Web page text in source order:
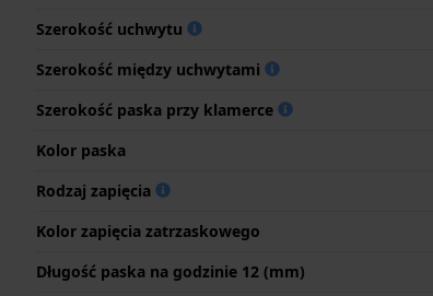
Szerokość uchwytu
Szerokość między uchwytami
Szerokość paska przy klamerce
Kolor paska
Rodzaj zapięcia
Kolor zapięcia zatrzaskowego
Długość paska na godzinie 12 (mm)